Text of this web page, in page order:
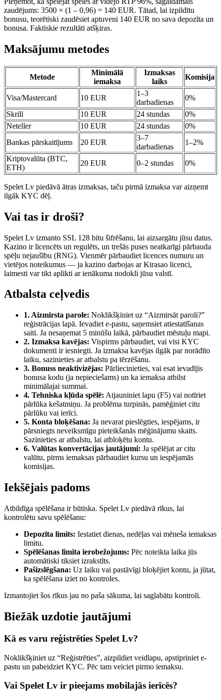
zaudējums: 3500 × (1 – 0,96) = 140 EUR. Tātad, lai izpildītu
bonusu, teorētiski zaudēsiet aptuveni 140 EUR no sava depozīta un
bonusa. Faktiskie rezultāti atšķiras.
Maksājumu metodes
Metode
Minimālā
iemaksa
Izmaksas
laiks
Komisija
Visa/Mastercard 10 EUR
1–3
darbadienas
0%
Skrill
10 EUR 24 stundas
0%
Neteller
10 EUR 24 stundas
0%
Bankas pārskaitījums
20 EUR
3–7
darbadienas
1–2%
Kriptovalūta (BTC,
ETH)
20 EUR 0–2 stundas 0%
Spelet Lv piedāvā ātras izmaksas, taču pirmā izmaksa var aizņemt
ilgāk KYC dēļ.
Vai tas ir droši?
Spelet Lv izmanto SSL 128 bitu šifrēšanu, lai aizsargātu jūsu datus.
Kazino ir licencēts un regulēts, un trešās puses neatkarīgi pārbauda
spēļu nejaušību (RNG). Vienmēr pārbaudiet licences numuru un
vietējos noteikumus — ja kazino darbojas ar Kirasao licenci,
laimesti var tikt aplikti ar ienākuma nodokli jūsu valstī.
Atbalsta ceļvedis
1. Aizmirsta parole: Noklikšķiniet uz “Aizmirsāt paroli?”
reģistrācijas lapā. Ievadiet e-pastu, saņemsiet atiestatīšanas
saiti. Ja nesaņemat 5 minūšu laikā, pārbaudiet mēstuļu mapi.
2. Izmaksa kavējas: Vispirms pārbaudiet, vai visi KYC
dokumenti ir iesniegti. Ja izmaksa kavējas ilgāk par norādīto
laiku, sazinieties ar atbalstu pa tērzēšanu.
3. Bonuss neaktivizējas: Pārliecinieties, vai esat ievadījis
bonusa kodu (ja nepieciešams) un ka iemaksa atbilst
minimālajai summai.
4. Tehniska kļūda spēlē: Atjauniniet lapu (F5) vai notīriet
pārlūka kešatmiņu. Ja problēma turpinās, pamēģiniet citu
pārlūku vai ierīci.
5. Konta bloķēšana: Ja nevarat pieslēgties, iespējams, ir
pārsniegts neveiksmīgu pieteikšanās mēģinājumu skaits.
Sazinieties ar atbalstu, lai atbloķētu kontu.
6. Valūtas konvertācijas jautājumi: Ja spēlējat ar citu
valūtu, pirms iemaksas pārbaudiet kursu un iespējamās
komisijas.
Iekšējais padoms
Atbildīga spēlēšana ir būtiska. Spelet Lv piedāvā rīkus, lai
kontrolētu savu spēlēšanu:
Depozīta limits: Iestatiet dienas, nedēļas vai mēneša iemaksas
limitu.
Spēlēšanas limita ierobežojums: Pēc noteikta laika jūs
automātiski tiksiet izrakstīts.
Pašizslēgšana: Uz laiku vai pastāvīgi bloķējiet kontu, ja jūtat,
ka spēlēšana iziet no kontroles.
Izmantojiet šos rīkus jau no paša sākuma, lai saglabātu kontroli.
Biežāk uzdotie jautājumi
Kā es varu reģistrēties Spelet Lv?
Noklikšķiniet uz “Reģistrēties”, aizpildiet veidlapu, apstipriniet e-
pastu un pabeidziet KYC. Pēc tam veiciet pirmo iemaksu.
Vai Spelet Lv ir pieejams mobilajās ierīcēs?